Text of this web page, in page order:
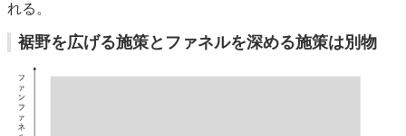
れる。
裾野を広げる施策とファネルを深める施策は別物